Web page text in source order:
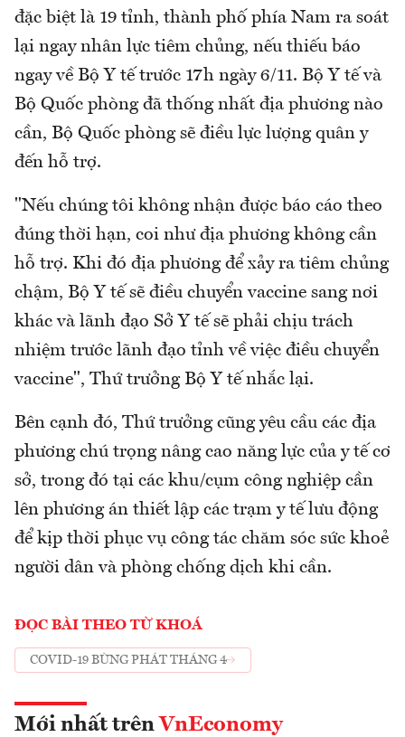
đặc biệt là 19 tỉnh, thành phố phía Nam ra soát
lại ngay nhân lực tiêm chủng, nếu thiếu báo
ngay về Bộ Y tế trước 17h ngày 6/11. Bộ Y tế và
Bộ Quốc phòng đã thống nhất địa phương nào
cần, Bộ Quốc phòng sẽ điều lực lượng quân y
đến hỗ trợ.
"Nếu chúng tôi không nhận được báo cáo theo
đúng thời hạn, coi như địa phương không cần
hỗ trợ. Khi đó địa phương để xảy ra tiêm chủng
chậm, Bộ Y tế sẽ điều chuyển vaccine sang nơi
khác và lãnh đạo Sở Y tế sẽ phải chịu trách
nhiệm trước lãnh đạo tỉnh về việc điều chuyển
vaccine", Thứ trưởng Bộ Y tế nhắc lại.
Bên cạnh đó, Thứ trưởng cũng yêu cầu các địa
phương chú trọng nâng cao năng lực của y tế cơ
sở, trong đó tại các khu/cụm công nghiệp cần
lên phương án thiết lập các trạm y tế lưu động
để kịp thời phục vụ công tác chăm sóc sức khoẻ
người dân và phòng chống dịch khi cần.
ĐỌC BÀI THEO TỪ KHOÁ
COVID-19 BÙNG PHÁT THÁNG 4
Mới nhất trên VnEconomy